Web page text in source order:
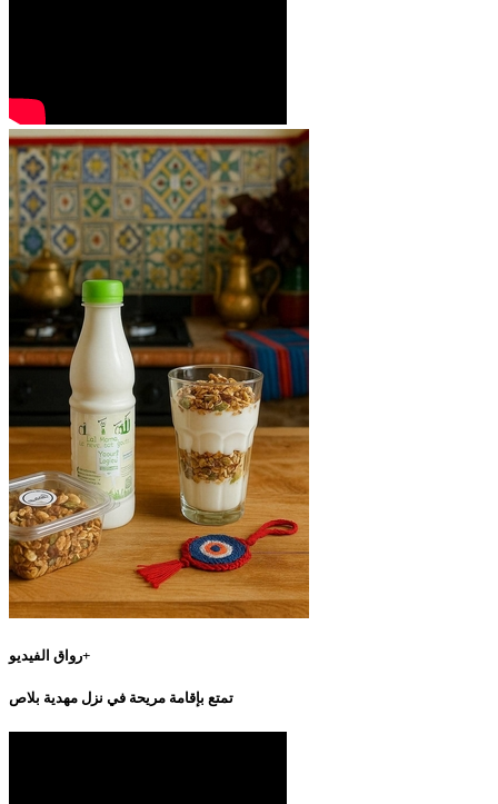
رواق الفيديو+
تمتع بإقامة مريحة في نزل مهدية بلاص